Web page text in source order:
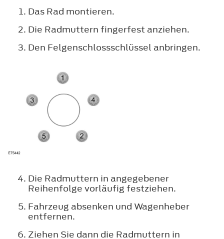
Das Rad montieren.
Die Radmuttern fingerfest anziehen.
Den Felgenschlossschlüssel anbringen.
Die Radmuttern in angegebener
Reihenfolge vorläufig festziehen.
Fahrzeug absenken und Wagenheber
entfernen.
Ziehen Sie dann die Radmuttern in